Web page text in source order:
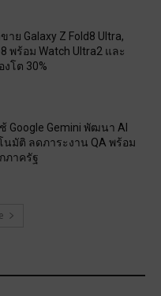
าย Galaxy Z Fold8 Ultra,
พร้อม Watch Ultra2 และ
งโต 30%
Google Gemini พัฒนา AI
นมัติ ลดภาระงาน QA พร้อม
ภาครัฐ